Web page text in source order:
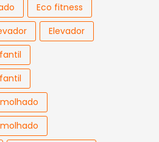
Eco fitness
Elevador